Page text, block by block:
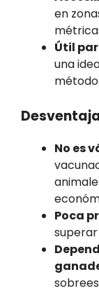
en
Útil
una
No es
Poca
superar